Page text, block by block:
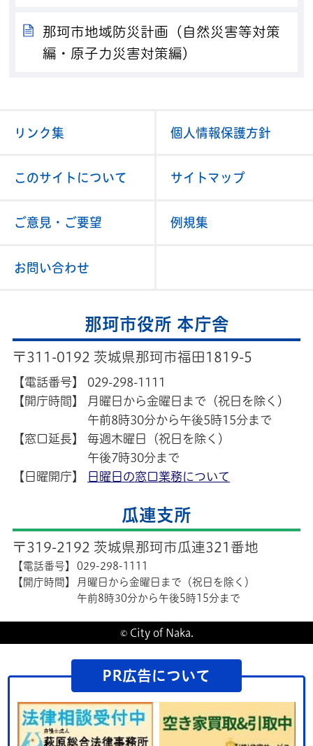
那珂市地域防災計画（自然災害等対策
編・原子力災害対策編）
リンク集 個人情報保護方針
このサイトについて サイトマップ
ご意見・ご要望 例規集
お問い合わせ
那珂市役所 本庁舎
〒311-0192 茨城県那珂市福田1819-5
【電話番号】
029-298-1111
【開庁時間】
月曜日から金曜日まで（祝日を除く）
午前8時30分から午後5時15分まで
【窓口延長】
毎週木曜日（祝日を除く）
午後7時30分まで
【日曜開庁】
日曜日の窓口業務について
瓜連支所
〒319-2192 茨城県那珂市瓜連321番地
【電話番号】
029-298-1111
【開庁時間】
月曜日から金曜日まで（祝日を除く）
午前8時30分から午後5時15分まで
© City of Naka.
PR広告について